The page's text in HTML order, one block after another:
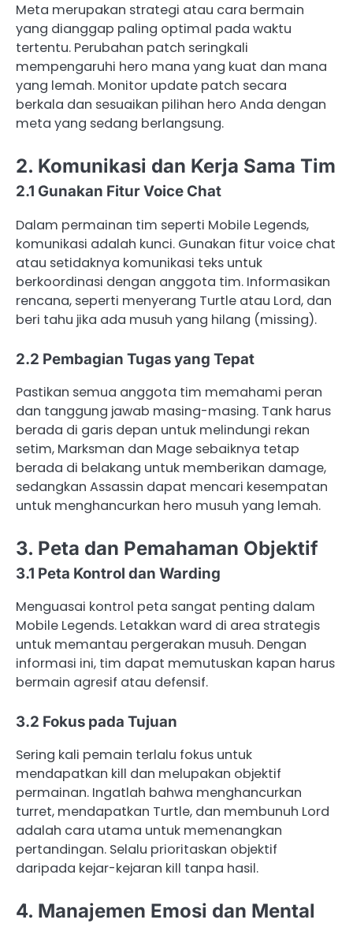
Meta merupakan strategi atau cara bermain
yang dianggap paling optimal pada waktu
tertentu. Perubahan patch seringkali
mempengaruhi hero mana yang kuat dan mana
yang lemah. Monitor update patch secara
berkala dan sesuaikan pilihan hero Anda dengan
meta yang sedang berlangsung.
2. Komunikasi dan Kerja Sama Tim
2.1 Gunakan Fitur Voice Chat
Dalam permainan tim seperti Mobile Legends,
komunikasi adalah kunci. Gunakan fitur voice chat
atau setidaknya komunikasi teks untuk
berkoordinasi dengan anggota tim. Informasikan
rencana, seperti menyerang Turtle atau Lord, dan
beri tahu jika ada musuh yang hilang (missing).
2.2 Pembagian Tugas yang Tepat
Pastikan semua anggota tim memahami peran
dan tanggung jawab masing-masing. Tank harus
berada di garis depan untuk melindungi rekan
setim, Marksman dan Mage sebaiknya tetap
berada di belakang untuk memberikan damage,
sedangkan Assassin dapat mencari kesempatan
untuk menghancurkan hero musuh yang lemah.
3. Peta dan Pemahaman Objektif
3.1 Peta Kontrol dan Warding
Menguasai kontrol peta sangat penting dalam
Mobile Legends. Letakkan ward di area strategis
untuk memantau pergerakan musuh. Dengan
informasi ini, tim dapat memutuskan kapan harus
bermain agresif atau defensif.
3.2 Fokus pada Tujuan
Sering kali pemain terlalu fokus untuk
mendapatkan kill dan melupakan objektif
permainan. Ingatlah bahwa menghancurkan
turret, mendapatkan Turtle, dan membunuh Lord
adalah cara utama untuk memenangkan
pertandingan. Selalu prioritaskan objektif
daripada kejar-kejaran kill tanpa hasil.
4. Manajemen Emosi dan Mental